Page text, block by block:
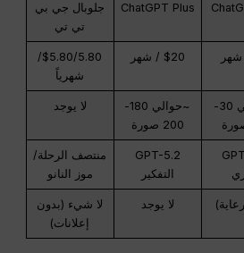
ChatGPT Plus
جلوبال جي بي
تي تي
$20 / شهر
$5.80/5.80/
شهرياً
~حوالي 30-
~حوالي 180-
200 صورة
لا يوجد
GPT-5.2
التفكير
منتصف الرحلة/
موز النانو
لا يوجد
لا شيء (بدون
إعلانات)